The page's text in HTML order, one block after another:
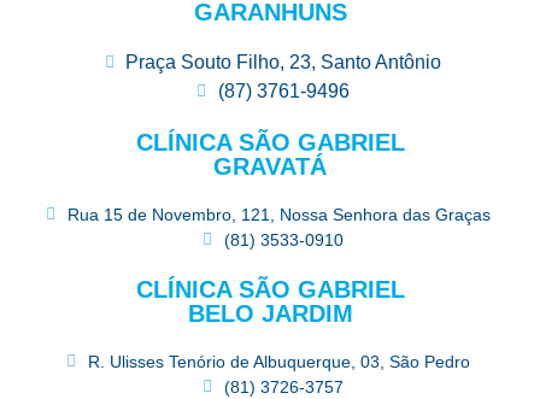
GARANHUNS
Praça Souto Filho, 23, Santo Antônio
(87) 3761-9496
CLÍNICA SÃO GABRIEL
GRAVATÁ
Rua 15 de Novembro, 121, Nossa Senhora das Graças
(81) 3533-0910
CLÍNICA SÃO GABRIEL
BELO JARDIM
R. Ulisses Tenório de Albuquerque, 03, São Pedro
(81) 3726-3757